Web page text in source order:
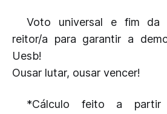
Voto universal e fim da
reitor/a para garantir a
Uesb!
Ousar lutar, ousar vencer!
*Cálculo feito a